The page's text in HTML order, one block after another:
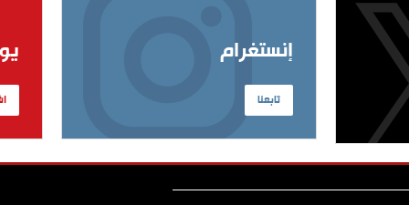
إنستغرام
تابعنا